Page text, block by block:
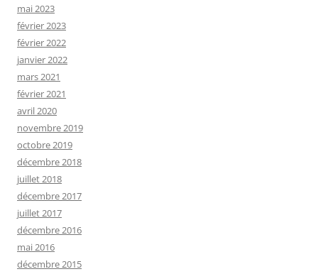
mai 2023
février 2023
février 2022
janvier 2022
mars 2021
février 2021
avril 2020
novembre 2019
octobre 2019
décembre 2018
juillet 2018
décembre 2017
juillet 2017
décembre 2016
mai 2016
décembre 2015